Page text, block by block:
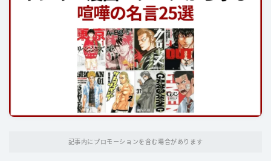
BreakingDown
ディフェンス
記事内にプロモーションを含む場合があります